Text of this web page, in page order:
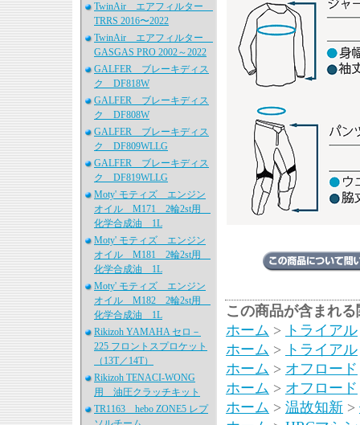
TwinAir エアフィルター
TRRS 2016〜2022
TwinAir エアフィルター
GASGAS PRO 2002～2022
GALFER ブレーキディス
ク DF818W
GALFER ブレーキディス
ク DF808W
GALFER ブレーキディス
ク DF809WLLG
GALFER ブレーキディス
ク DF819WLLG
Moty' モティズ エンジン
オイル M171 2輪2st用
化学合成油 1L
Moty' モティズ エンジン
オイル M181 2輪2st用
化学合成油 1L
Moty' モティズ エンジン
オイル M182 2輪2st用
化学合成油 1L
Rikizoh YAMAHA セロ－
225 フロントスプロケット
（13T／14T）
Rikizoh TENACI-WONG
用 油圧クラッチキット
TR1163 hebo ZONE5 レプ
この商品が含まれ
ホーム > トライアル
ホーム > トライアル
ホーム > オフロード
ホーム > オフロード
ホーム > 温故知新 >